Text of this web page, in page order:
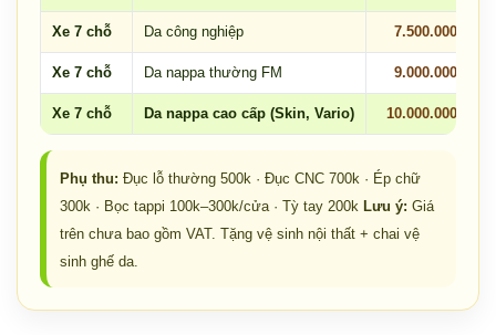
Xe 7 chỗ Da công nghiệp 7.500.000
Xe 7 chỗ Da nappa thường FM 9.000.000
Xe 7 chỗ Da nappa cao cấp (Skin, Vario) 10.000.000
Phụ thu: Đục lỗ thường 500k · Đục CNC 700k · Ép chữ
300k · Bọc tappi 100k–300k/cửa · Tỳ tay 200k Lưu ý: Giá
trên chưa bao gồm VAT. Tặng vệ sinh nội thất + chai vệ
sinh ghế da.